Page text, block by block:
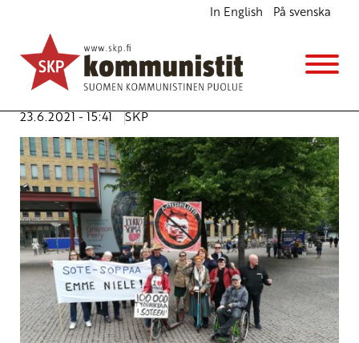
In English På svenska
Sote tuli, mitäs nyt?
Ajankohtaista
Avainsanat:sosiaalipalvelut,sote,sote-uudistus
23.6.2021 - 15:41
SKP